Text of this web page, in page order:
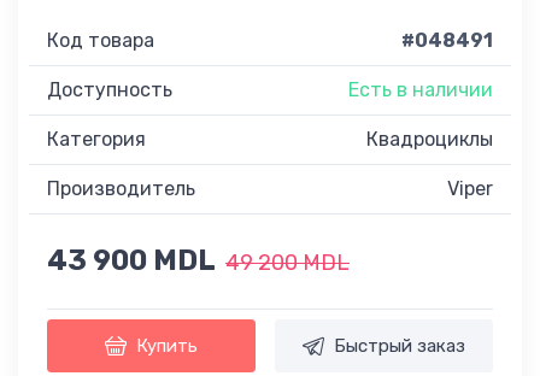
Код товара #048491
Доступность Есть в наличии
Категория Квадроциклы
Производитель Viper
43 900 MDL 49 200 MDL
Купить Быстрый заказ